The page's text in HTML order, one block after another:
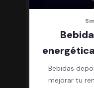
Bebidas
mejorar tu